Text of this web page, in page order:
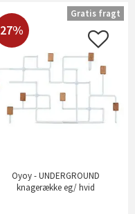
27%
Oyoy - UNDERGROUND
knagerække eg/ hvid
Gratis fragt